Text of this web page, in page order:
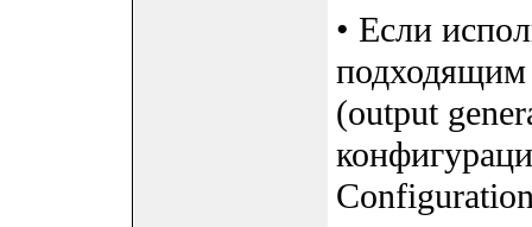
• Если
подходящим
(output